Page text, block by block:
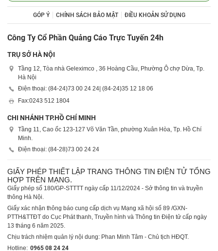
GÓP Ý CHÍNH SÁCH BẢO MẬT ĐIỀU KHOẢN SỬ DỤNG
Công Ty Cổ Phần Quảng Cáo Trực Tuyến 24h
TRỤ SỞ HÀ NỘI
Tầng 12, Tòa nhà Geleximco , 36 Hoàng Cầu, Phường Ô chợ Dừa, Tp.
Hà Nội
Điện thoại: (84-24)73 00 24 24 | (84-24)35 12 18 06
Fax:0243 512 1804
CHI NHÁNH TP.HỒ CHÍ MINH
Tầng 11, Cao ốc 123-127 Võ Văn Tần, phường Xuân Hòa, Tp. Hồ Chí
Minh.
Điện thoại: (84-28)73 00 24 24
GIẤY PHÉP THIẾT LẬP TRANG THÔNG TIN ĐIỆN TỬ TỔNG
HỢP TRÊN MẠNG.
Giấy phép số 180/GP-STTTT ngày cấp 11/12/2024 - Sở thông tin và truyền
thông Hà Nội.
Giấy xác nhận thông báo cung cấp dịch vụ Mạng xã hội số 89 /GXN-
PTTH&TTĐT do Cục Phát thanh, Truyền hình và Thông tin Điện tử cấp ngày
13 tháng 6 năm 2025.
Chịu trách nhiệm quản lý nội dung: Phan Minh Tâm - Chủ tịch HĐQT.
Hotline: 0965 08 24 24